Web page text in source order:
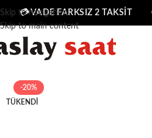
Skip to navigation
Skip to main content
💳 VADE FARKSIZ 2 TAKSİT
-20%
TÜKENDI